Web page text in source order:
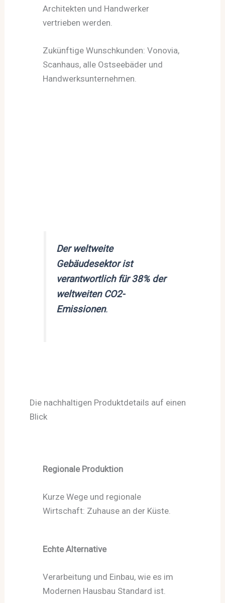
Architekten und Handwerker
vertrieben werden.
Zukünftige Wunschkunden: Vonovia,
Scanhaus, alle Ostseebäder und
Handwerksunternehmen.
Der weltweite
Gebäudesektor ist
verantwortlich für 38% der
weltweiten CO2-
Emissionen.
Die nachhaltigen Produktdetails auf einen
Blick
Regionale Produktion
Kurze Wege und regionale
Wirtschaft: Zuhause an der Küste.
Echte Alternative
Verarbeitung und Einbau, wie es im
Modernen Hausbau Standard ist.